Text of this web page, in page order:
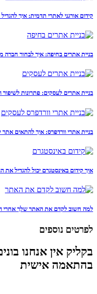
קידום אורגני לאתרי תדמית: איך
בניית אתרים בחיפה: איך לבחור חברה
בניית אתרים לעסקים: פתרונות לשיפור
בניית אתרי וורדפרס: איך להתאים אתר
איך קידום באינסטגרם יכול להגדיל את
למה חשוב לקדם את האתר שלך אחרי
לפרטים נוספים
בקליק אין אנחנו
בהתאמה אישית